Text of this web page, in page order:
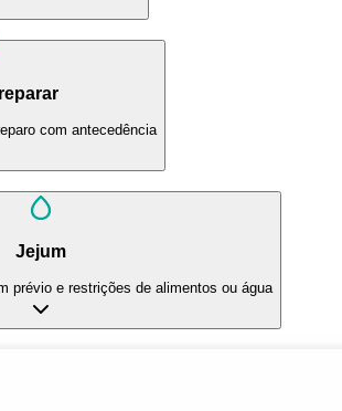
com antecedência
Jejum
prévio e restrições de alimentos ou água